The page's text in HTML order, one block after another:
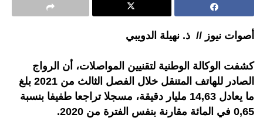
أصوات نيوز // ذ. نهيلة الدويبي
كشفت الوكالة الوطنية لتقنيين المواصلات، أن الرواج
الصادر للهاتف المتنقل خلال الفصل الثالث من 2021 بلغ
ما يعادل 14,63 مليار دقيقة، مسجلا تراجعا طفيفا بنسبة
0,65 في المائة مقارنة بنفس الفترة من 2020.